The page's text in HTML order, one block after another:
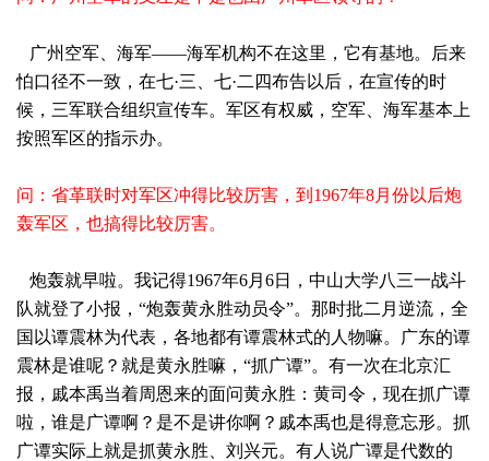
广州空军、海军——海军机构不在这里，它有基地。后来
怕口径不一致，在七·三、七·二四布告以后，在宣传的时
候，三军联合组织宣传车。军区有权威，空军、海军基本上
按照军区的指示办。
问：省革联时对军区冲得比较厉害，到1967年8月份以后炮
轰军区，也搞得比较厉害。
炮轰就早啦。我记得1967年6月6日，中山大学八三一战斗
队就登了小报，“炮轰黄永胜动员令”。那时批二月逆流，全
国以谭震林为代表，各地都有谭震林式的人物嘛。广东的谭
震林是谁呢？就是黄永胜嘛，“抓广谭”。有一次在北京汇
报，戚本禹当着周恩来的面问黄永胜：黄司令，现在抓广谭
啦，谁是广谭啊？是不是讲你啊？戚本禹也是得意忘形。抓
广谭实际上就是抓黄永胜、刘兴元。有人说广谭是代数的